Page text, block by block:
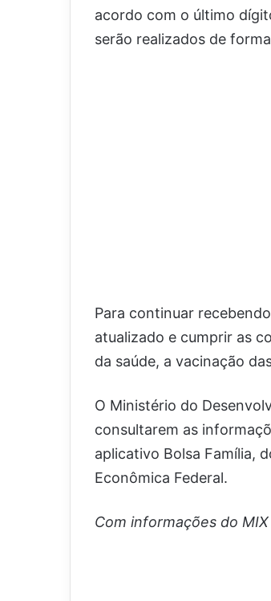
acordo com o último
serão realizados de
Para continuar
atualizado e cumprir as
da saúde, a vacinação
O Ministério do
consultarem as
aplicativo Bolsa Família,
Econômica Federal.
Com informações do MIX